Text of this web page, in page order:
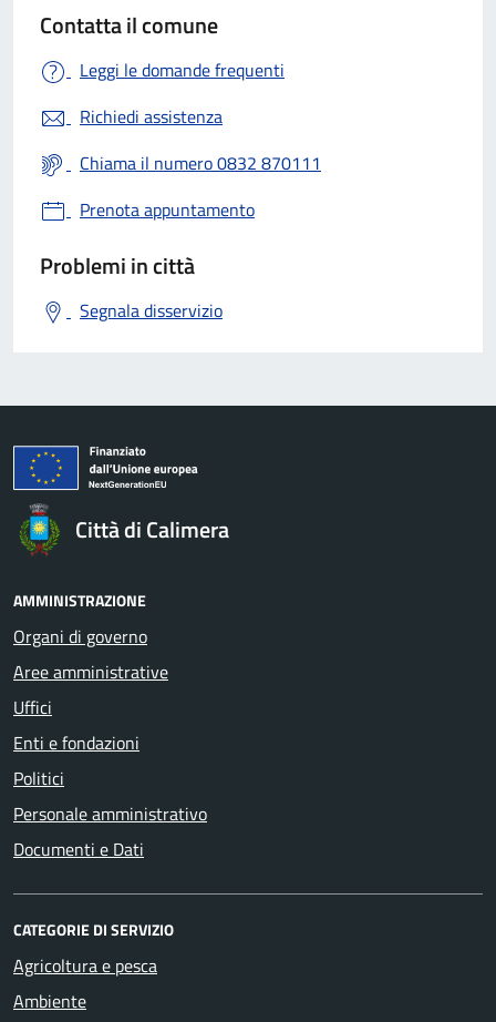
Contatta il comune
Leggi le domande frequenti
Richiedi assistenza
Chiama il numero 0832 870111
Prenota appuntamento
Problemi in città
Segnala disservizio
Città di Calimera
AMMINISTRAZIONE
Organi di governo
Aree amministrative
Uffici
Enti e fondazioni
Politici
Personale amministrativo
Documenti e Dati
CATEGORIE DI SERVIZIO
Agricoltura e pesca
Ambiente